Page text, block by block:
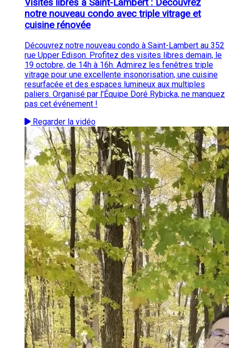
Visites libres à Saint-Lambert : Découvrez
notre nouveau condo avec triple vitrage et
cuisine rénovée
Découvrez notre nouveau condo à Saint-Lambert au 352
rue Upper Edison. Profitez des visites libres demain, le
19 octobre, de 14h à 16h. Admirez les fenêtres triple
vitrage pour une excellente insonorisation, une cuisine
resurfacée et des espaces lumineux aux multiples
paliers. Organisé par l'Équipe Doré Rybicka, ne manquez
pas cet événement !
Regarder la vidéo